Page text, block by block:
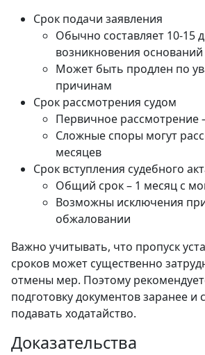
Срок подачи заявления
Обычно составляет 10-15
возникновения оснований
Может быть продлен по
причинам
Срок рассмотрения судом
Первичное рассмотрение
Сложные споры могут
месяцев
Срок вступления судебного
Общий срок – 1 месяц с
Возможны исключения
обжаловании
Важно учитывать, что пропуск
сроков может существенно
отмены мер. Поэтому
подготовку документов заранее и
подавать ходатайство.
Доказательства